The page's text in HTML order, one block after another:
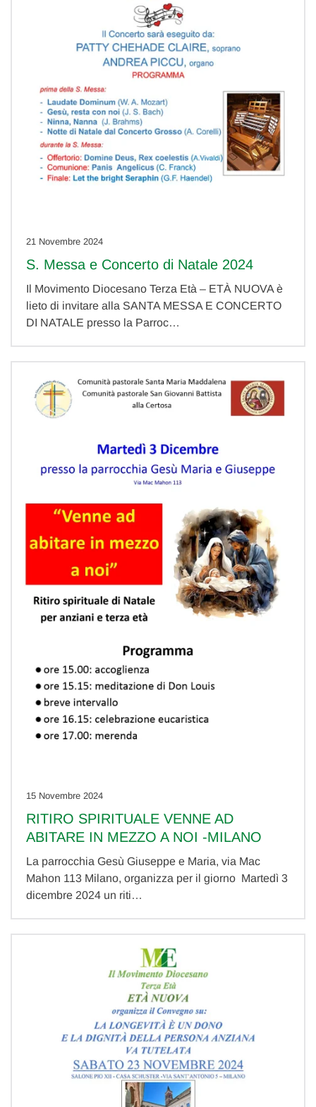
21 Novembre 2024
S. Messa e Concerto di Natale 2024
Il Movimento Diocesano Terza Età – ETÀ NUOVA è
lieto di invitare alla SANTA MESSA E CONCERTO
DI NATALE presso la Parroc…
15 Novembre 2024
RITIRO SPIRITUALE VENNE AD
ABITARE IN MEZZO A NOI -MILANO
La parrocchia Gesù Giuseppe e Maria, via Mac
Mahon 113 Milano, organizza per il giorno Martedì 3
dicembre 2024 un riti…